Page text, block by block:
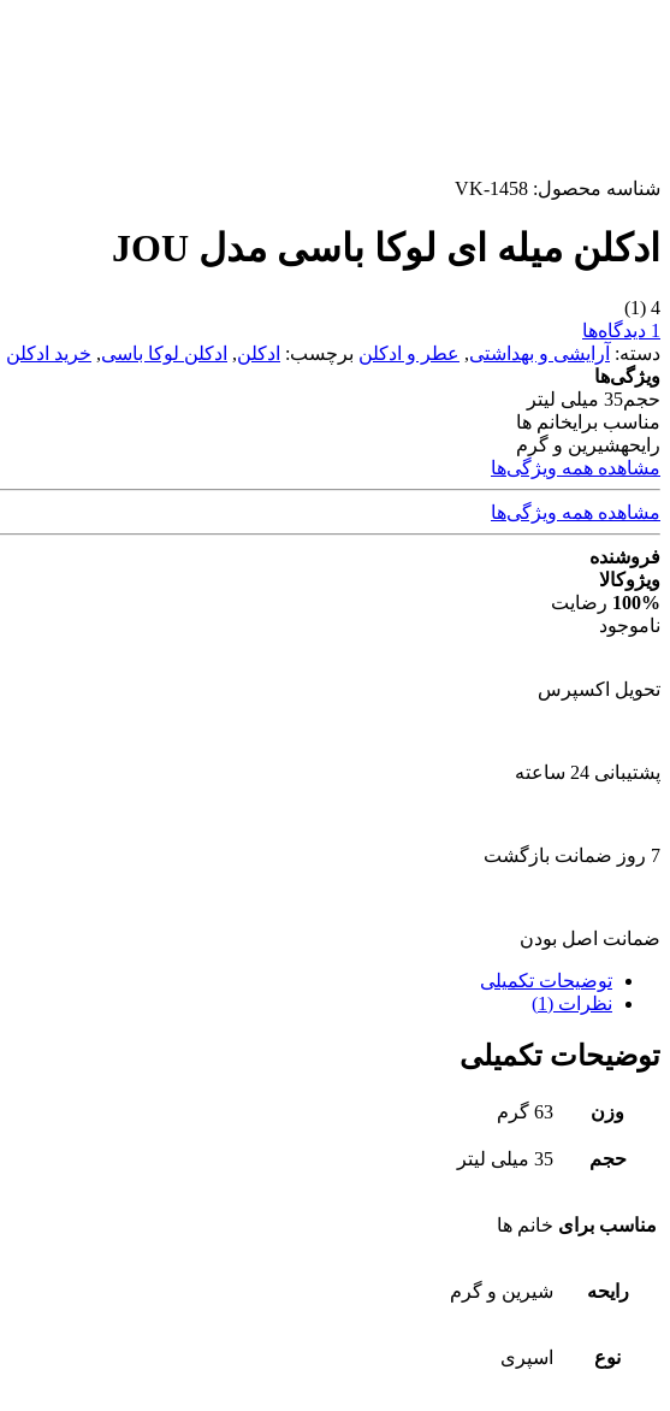
شناسه محصول: VK-1458
ادکلن میله ای لوکا باسی مدل JOU
4
(1)
1 دیدگاه‌ها
دسته: آرایشی و بهداشتی, عطر و ادکلن برچسب: ادکلن, ادکلن لوکا باسی, خرید ادکلن
ویژگی‌ها
حجم35 میلی لیتر
مناسب برایخانم ها
رایحهشیرین و گرم
مشاهده همه ویژگی‌ها
مشاهده همه ویژگی‌ها
فروشنده
ویژوکالا
100% رضایت
ناموجود
تحویل اکسپرس
پشتیبانی 24 ساعته
7 روز ضمانت بازگشت
ضمانت اصل بودن
توضیحات تکمیلی
نظرات (1)
توضیحات تکمیلی
وزن 63 گرم
حجم 35 میلی لیتر
مناسب برای خانم ها
رایحه شیرین و گرم
نوع اسپری